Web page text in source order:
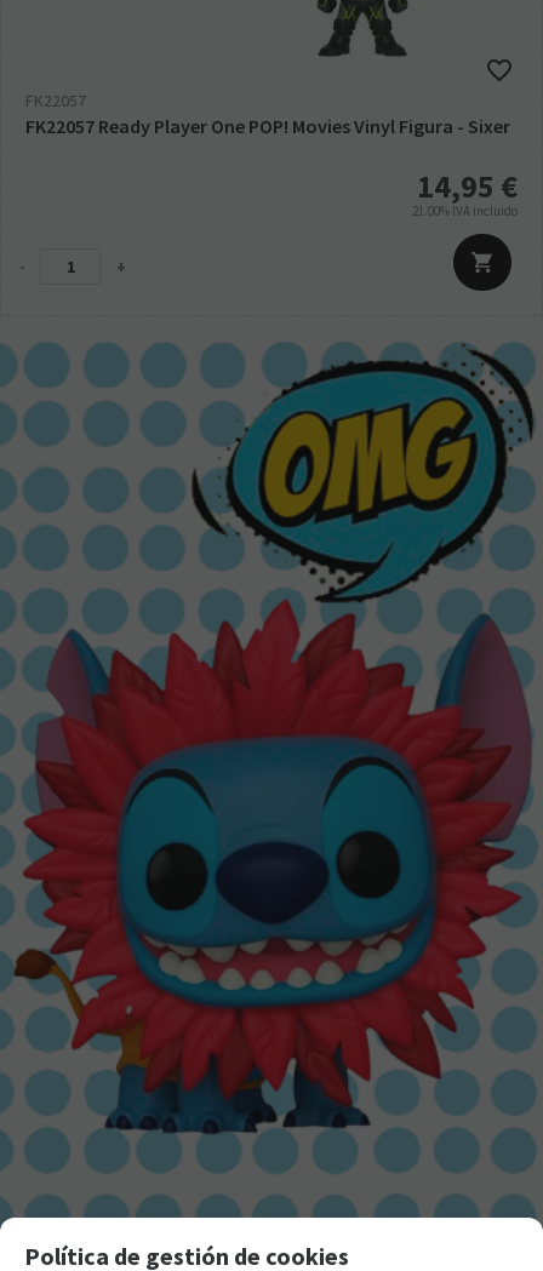
FK22057
FK22057 Ready Player One POP! Movies Vinyl Figura - Sixer
14,95 €
21.00% IVA incluido
- +
Política de gestión de cookies